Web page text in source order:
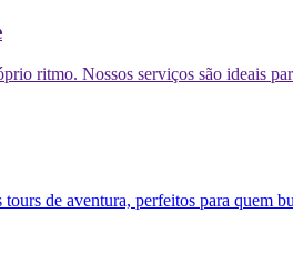
ritmo. Nossos serviços são ideais
tours de aventura, perfeitos para quem